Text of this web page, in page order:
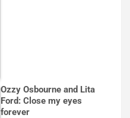
Ozzy Osbourne and Lita
Ford: Close my eyes
forever